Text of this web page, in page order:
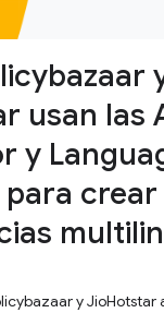
usan las
y
crear
y JioHotstar